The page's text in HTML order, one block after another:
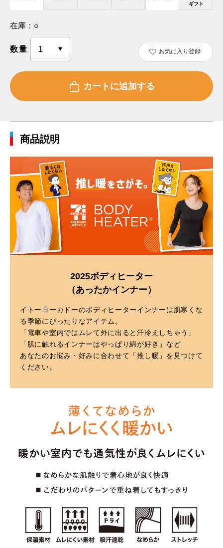
ギフト
在庫： ○
数量 お気に入り登録
商品説明
2025ボディヒーター
（あったかインナー）
イトーヨーカドーのボディヒーターインナーは肌寒くな
る季節にぴったりなアイテム。
「電車や室内ではムレて外に出ると汗冷えしちゃう」
「肌に触れるインナーはやっぱり綿が好き」など
あなたのお悩み・好みに合わせて「推し暖」を見つけて
ください。